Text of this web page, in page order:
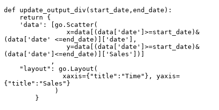
def update_output_div(start_date,end_date):
(data['date' <=end_date)]['date'],
(data['date']<=end_date)]['Sales'])]
{"title":"Sales"}
        }